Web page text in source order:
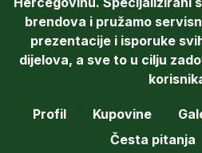
brendova i pružamo
prezentacije i isporuke
dijelova, a sve to u cilju
Profil Kupovine
Česta pitanja